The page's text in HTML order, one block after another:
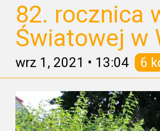
82. rocznica
Światowej w
wrz 1, 2021 • 13:04 6